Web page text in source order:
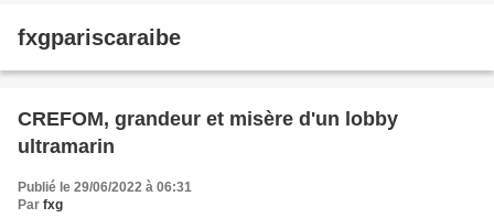
fxgpariscaraibe
CREFOM, grandeur et misère d'un lobby
ultramarin
Publié le 29/06/2022 à 06:31
Par fxg